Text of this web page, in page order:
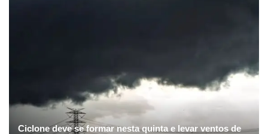
Ciclone deve se formar nesta quinta e levar ventos de